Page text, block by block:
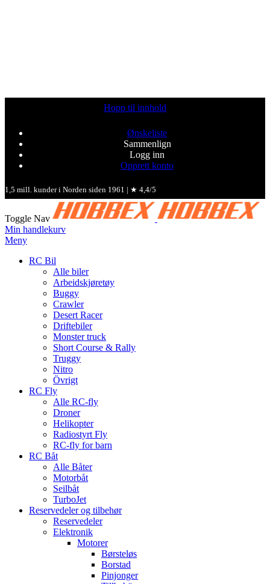
Hopp til innhold
Ønskeliste
Sammenlign
Logg inn
Opprett konto
1,5 mill. kunder i Norden siden 1961 | ★ 4,4/5
Toggle Nav
Min handlekurv
Meny
RC Bil
Alle biler
Arbeidskjøretøy
Buggy
Crawler
Desert Racer
Driftebiler
Monster truck
Short Course & Rally
Truggy
Nitro
Övrigt
RC Fly
Alle RC-fly
Droner
Helikopter
Radiostyrt Fly
RC-fly for barn
RC Båt
Alle Båter
Motorbåt
Seilbåt
TurboJet
Reservedeler og tilbehør
Reservedeler
Elektronik
Motorer
Børsteløs
Borstad
Pinjonger